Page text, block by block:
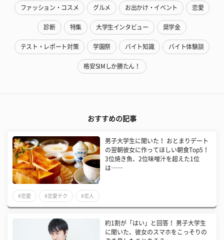
ファッション・コスメ グルメ お出かけ・イベント 恋愛
診断 特集 大学生インタビュー 奨学金
テスト・レポート対策 学園祭 バイト知識 バイト体験談
格安SIMしか勝たん！
おすすめの記事
男子大学生に聞いた！ おとまりデート
の翌朝彼女に作ってほしい朝食Top5！
3位焼き魚、2位味噌汁を超えた1位
は……
#恋愛 #恋愛テク #恋人
約1割が「はい」と回答！ 男子大学生
に聞いた、彼女のスマホをこっそりの